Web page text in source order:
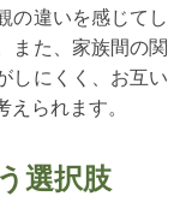
の違いを感じてし
また、家族間の関
しにくく、お互い
られます。
選択肢